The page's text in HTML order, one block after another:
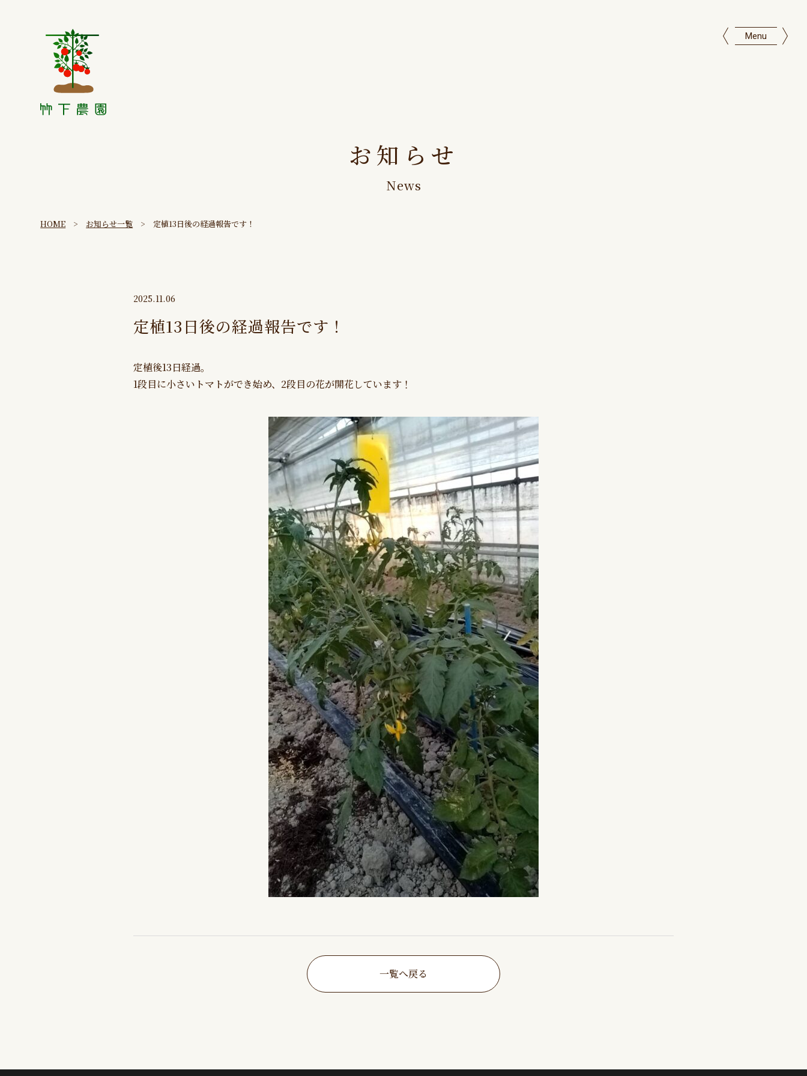
お知らせ
News
HOME >お知らせ一覧 > 定植13日後の経過報告です！
2025.11.06
定植13日後の経過報告です！
定植後13日経過。
1段目に小さいトマトができ始め、2段目の花が開花しています！
一覧へ戻る